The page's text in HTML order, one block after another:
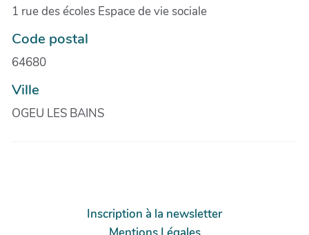
1 rue des écoles Espace de vie sociale
Code postal
64680
Ville
OGEU LES BAINS
Inscription à la newsletter